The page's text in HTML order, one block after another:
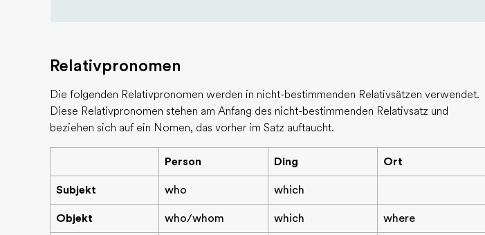
Relativpronomen
Die folgenden Relativpronomen werden in nicht-bestimmenden Relativsätzen verwendet.
Diese Relativpronomen stehen am Anfang des nicht-bestimmenden Relativsatz und
beziehen sich auf ein Nomen, das vorher im Satz auftaucht.
Person Ding Ort
Subjekt who which
Objekt who/whom which where